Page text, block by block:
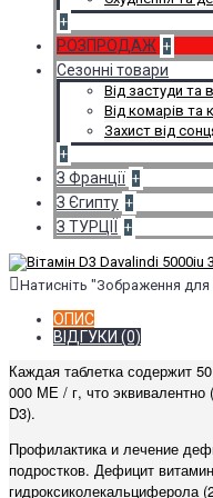
+
РОЗПРОДАЖ +
Сезонні товари
Від застуди та
Від комарів та
Захист від
+
З Франції +
З Єгипту +
З ТУРЦІЇ +
Натисніть "Зображення для
ОПИС
ВІДГУКИ (0)
Каждая таблетка содержит
000 МЕ / г, что
D3).
Профилактика и лечение
подростков. Дефицит
гидроксиколекальциферола